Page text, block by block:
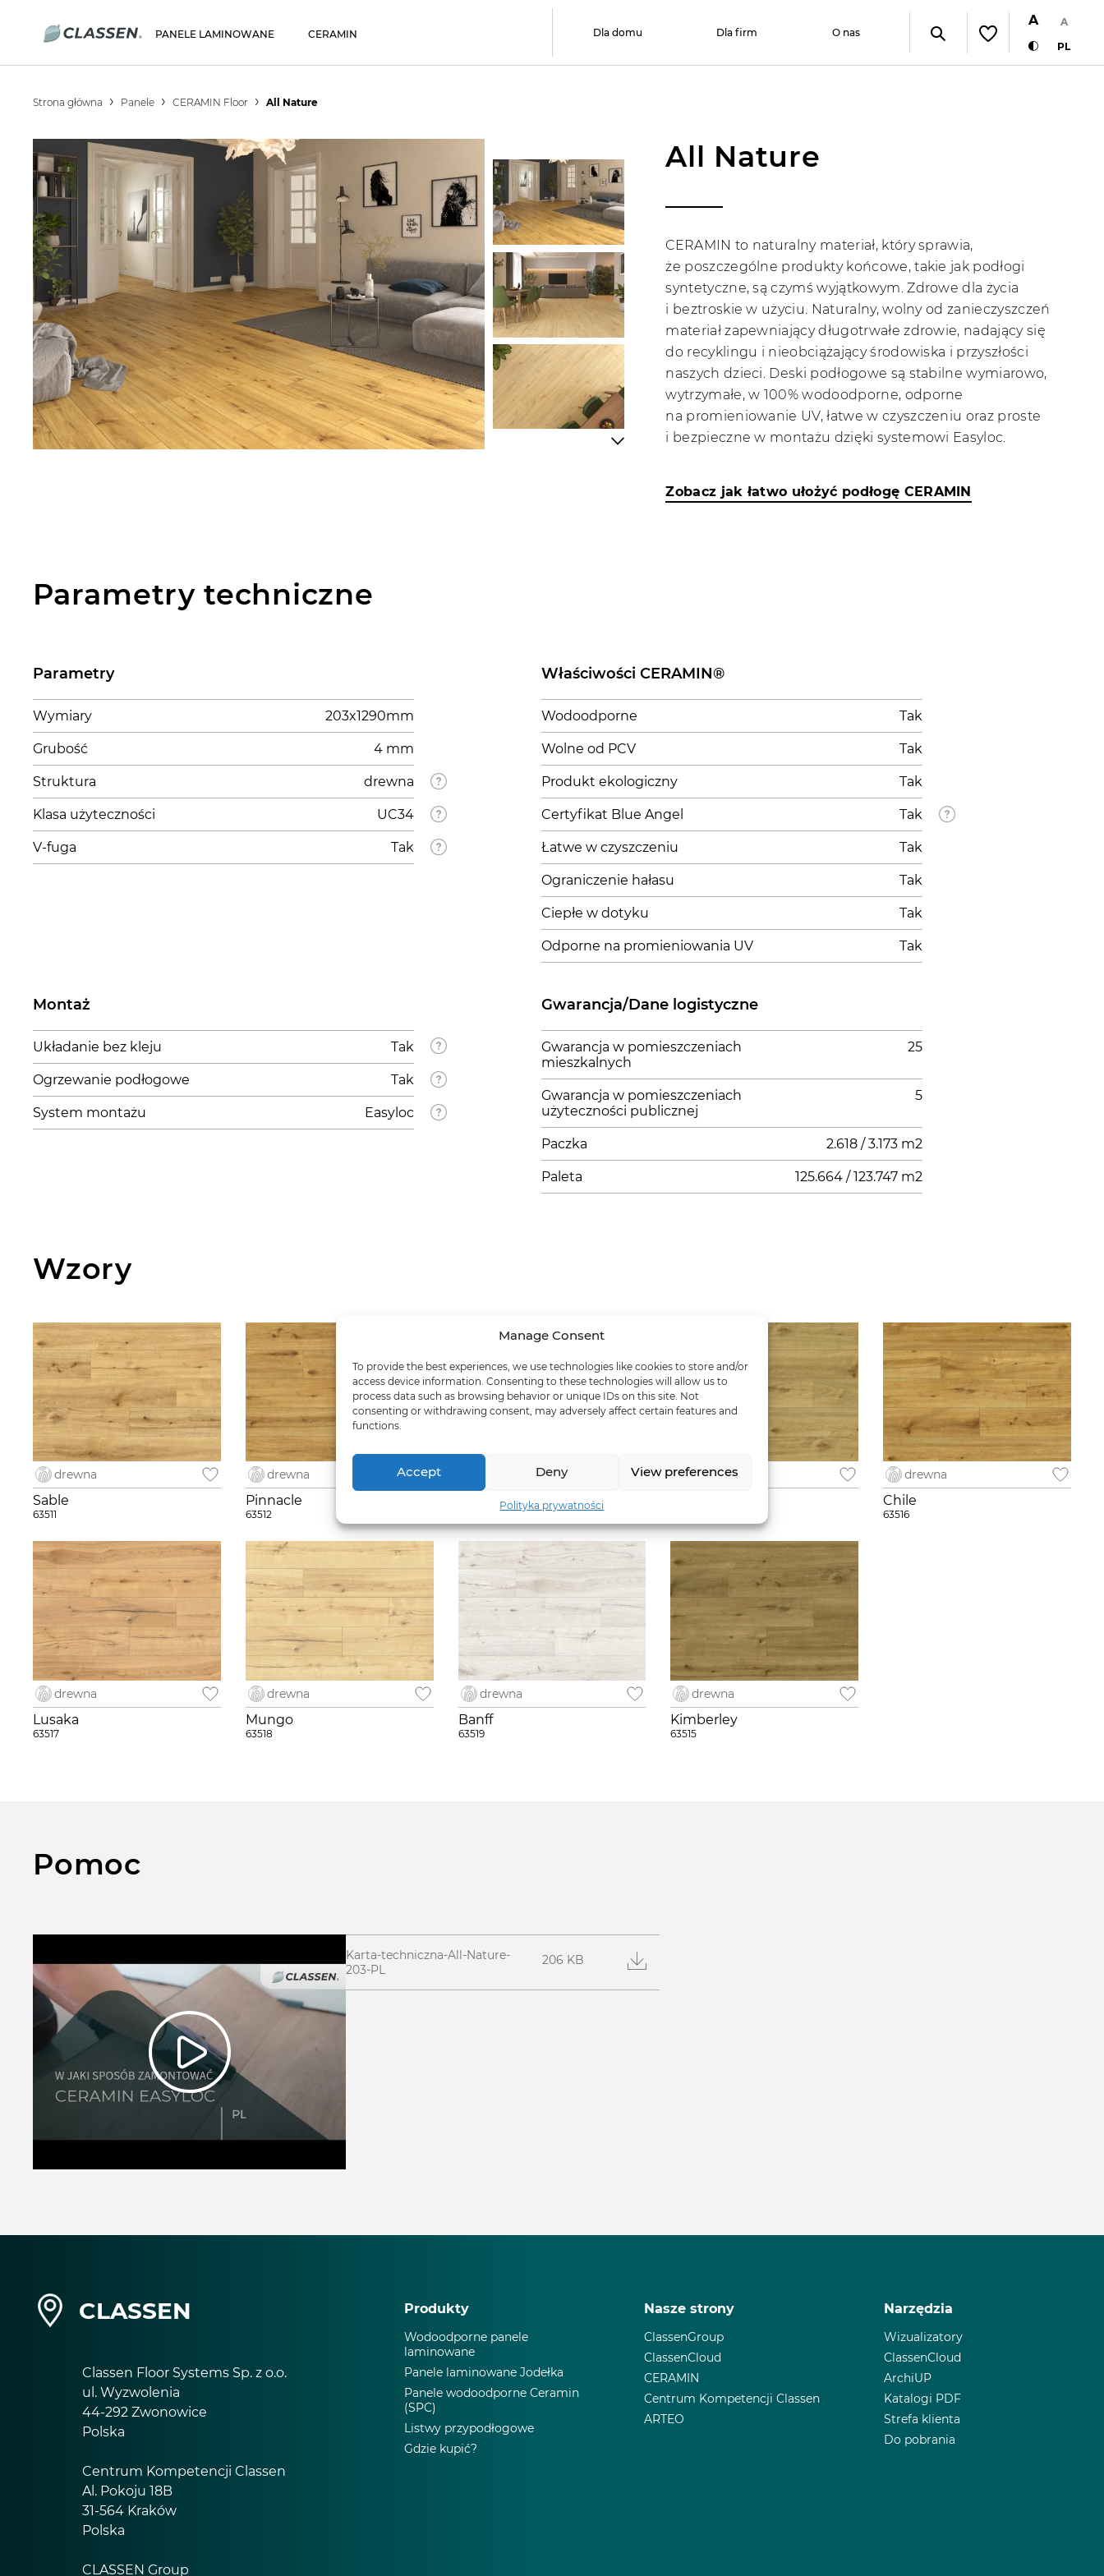
Manage Consent
To provide the best experiences, we use technologies like cookies to store and/or
access device information. Consenting to these technologies will allow us to
process data such as browsing behavior or unique IDs on this site. Not
consenting or withdrawing consent, may adversely affect certain features and
functions.
Accept Deny View preferences
Polityka prywatności
PANELE LAMINOWANE CERAMIN
A
A
PL
Dla domu Dla firm O nas
Strona główna Panele CERAMIN Floor All Nature
All Nature
CERAMIN to naturalny materiał, który sprawia,
że poszczególne produkty końcowe, takie jak podłogi
syntetyczne, są czymś wyjątkowym. Zdrowe dla życia
i beztroskie w użyciu. Naturalny, wolny od zanieczyszczeń
materiał zapewniający długotrwałe zdrowie, nadający się
do recyklingu i nieobciążający środowiska i przyszłości
naszych dzieci. Deski podłogowe są stabilne wymiarowo,
wytrzymałe, w 100% wodoodporne, odporne
na promieniowanie UV, łatwe w czyszczeniu oraz proste
i bezpieczne w montażu dzięki systemowi Easyloc.
Zobacz jak łatwo ułożyć podłogę CERAMIN
Parametry techniczne
Parametry
Wymiary 203x1290mm
Grubość 4 mm
Struktura drewna
Klasa użyteczności UC34
V-fuga Tak
Właściwości CERAMIN®
Wodoodporne Tak
Wolne od PCV Tak
Produkt ekologiczny Tak
Certyfikat Blue Angel Tak
Łatwe w czyszczeniu Tak
Ograniczenie hałasu Tak
Ciepłe w dotyku Tak
Odporne na promieniowania UV Tak
Montaż
Układanie bez kleju Tak
Ogrzewanie podłogowe Tak
System montażu Easyloc
Gwarancja/Dane logistyczne
Gwarancja w pomieszczeniach
mieszkalnych
25
Gwarancja w pomieszczeniach
użyteczności publicznej
5
Paczka 2.618 / 3.173 m2
Paleta 125.664 / 123.747 m2
Wzory
drewna
Sable
63511
drewna
Pinnacle
63512
Wakhan
drewna drewna
Chile
63516
drewna
Lusaka
63517
drewna
Mungo
63518
drewna
Banff
63519
drewna
Kimberley
63515
Pomoc
Karta-techniczna-All-Nature-
203-PL
206 KB
CLASSEN
Classen Floor Systems Sp. z o.o.
ul. Wyzwolenia
44-292 Zwonowice
Polska
Centrum Kompetencji Classen
Al. Pokoju 18B
31-564 Kraków
Polska
CLASSEN Group
Produkty
Wodoodporne panele
laminowane
Panele laminowane Jodełka
Panele wodoodporne Ceramin
(SPC)
Listwy przypodłogowe
Gdzie kupić?
Nasze strony
ClassenGroup
ClassenCloud
CERAMIN
Centrum Kompetencji Classen
ARTEO
Narzędzia
Wizualizatory
ClassenCloud
ArchiUP
Katalogi PDF
Strefa klienta
Do pobrania